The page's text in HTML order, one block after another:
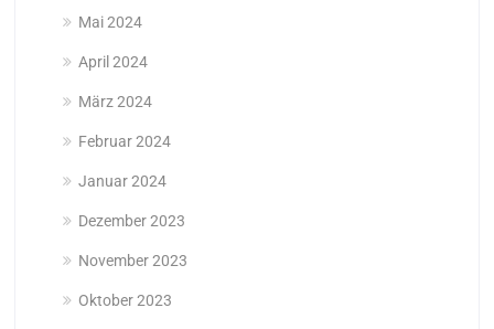
Mai 2024
April 2024
März 2024
Februar 2024
Januar 2024
Dezember 2023
November 2023
Oktober 2023